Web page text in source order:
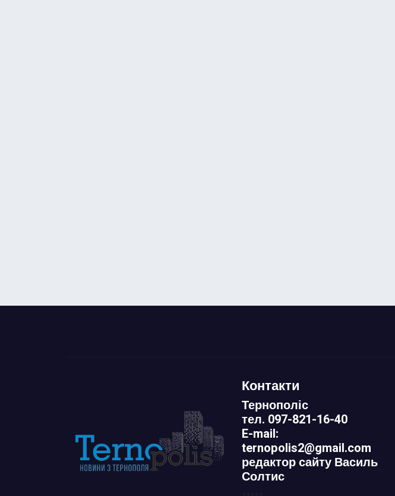
Контакти
Тернополіс
тел. 097-821-16-40
E-mail:
ternopolis2@gmail.com
редактор сайту Василь
Солтис